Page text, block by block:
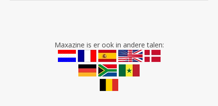
Maxazine is er ook in andere talen: